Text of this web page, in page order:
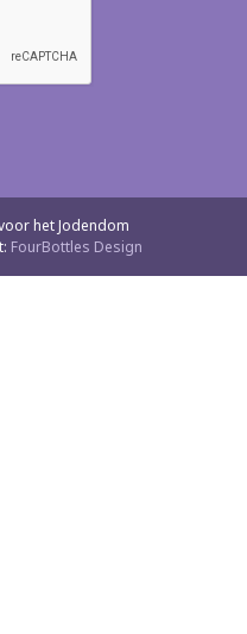
het Jodendom
FourBottles Design